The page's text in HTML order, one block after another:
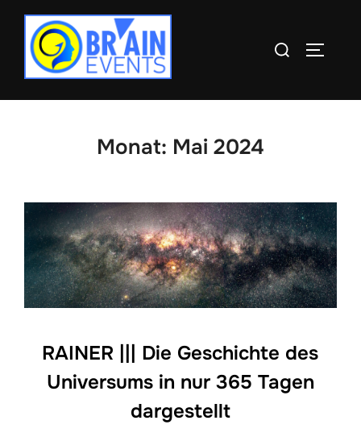
Zum
springen
Suchen
Monat: Mai 2024
RAINER ||| Die Geschichte des
Universums in nur 365 Tagen
dargestellt